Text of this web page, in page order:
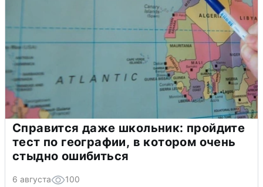
Справится даже школьник: пройдите
тест по географии, в котором очень
стыдно ошибиться
6 августа 100